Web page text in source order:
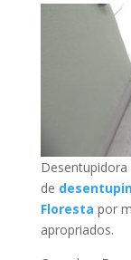
de
Floresta por
apropriados.